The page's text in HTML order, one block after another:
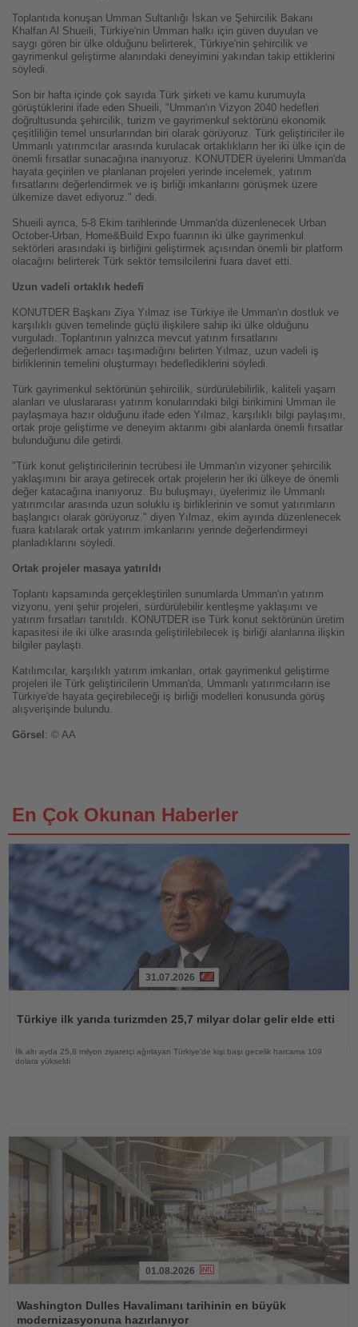
Toplantıda konuşan Umman Sultanlığı İskan ve Şehircilik Bakanı
Khalfan Al Shueili, Türkiye'nin Umman halkı için güven duyulan ve
saygı gören bir ülke olduğunu belirterek, Türkiye'nin şehircilik ve
gayrimenkul geliştirme alanındaki deneyimini yakından takip ettiklerini
söyledi.
Son bir hafta içinde çok sayıda Türk şirketi ve kamu kurumuyla
görüştüklerini ifade eden Shueili, "Umman'ın Vizyon 2040 hedefleri
doğrultusunda şehircilik, turizm ve gayrimenkul sektörünü ekonomik
çeşitliliğin temel unsurlarından biri olarak görüyoruz. Türk geliştiriciler ile
Ummanlı yatırımcılar arasında kurulacak ortaklıkların her iki ülke için de
önemli fırsatlar sunacağına inanıyoruz. KONUTDER üyelerini Umman'da
hayata geçirilen ve planlanan projeleri yerinde incelemek, yatırım
fırsatlarını değerlendirmek ve iş birliği imkanlarını görüşmek üzere
ülkemize davet ediyoruz." dedi.
Shueili ayrıca, 5-8 Ekim tarihlerinde Umman'da düzenlenecek Urban
October-Urban, Home&Build Expo fuarının iki ülke gayrimenkul
sektörleri arasındaki iş birliğini geliştirmek açısından önemli bir platform
olacağını belirterek Türk sektör temsilcilerini fuara davet etti.
Uzun vadeli ortaklık hedefi
KONUTDER Başkanı Ziya Yılmaz ise Türkiye ile Umman'ın dostluk ve
karşılıklı güven temelinde güçlü ilişkilere sahip iki ülke olduğunu
vurguladı. Toplantının yalnızca mevcut yatırım fırsatlarını
değerlendirmek amacı taşımadığını belirten Yılmaz, uzun vadeli iş
birliklerinin temelini oluşturmayı hedeflediklerini söyledi.
Türk gayrimenkul sektörünün şehircilik, sürdürülebilirlik, kaliteli yaşam
alanları ve uluslararası yatırım konularındaki bilgi birikimini Umman ile
paylaşmaya hazır olduğunu ifade eden Yılmaz, karşılıklı bilgi paylaşımı,
ortak proje geliştirme ve deneyim aktarımı gibi alanlarda önemli fırsatlar
bulunduğunu dile getirdi.
"Türk konut geliştiricilerinin tecrübesi ile Umman'ın vizyoner şehircilik
yaklaşımını bir araya getirecek ortak projelerin her iki ülkeye de önemli
değer katacağına inanıyoruz. Bu buluşmayı, üyelerimiz ile Ummanlı
yatırımcılar arasında uzun soluklu iş birliklerinin ve somut yatırımların
başlangıcı olarak görüyoruz." diyen Yılmaz, ekim ayında düzenlenecek
fuara katılarak ortak yatırım imkanlarını yerinde değerlendirmeyi
planladıklarını söyledi.
Ortak projeler masaya yatırıldı
Toplantı kapsamında gerçekleştirilen sunumlarda Umman'ın yatırım
vizyonu, yeni şehir projeleri, sürdürülebilir kentleşme yaklaşımı ve
yatırım fırsatları tanıtıldı. KONUTDER ise Türk konut sektörünün üretim
kapasitesi ile iki ülke arasında geliştirilebilecek iş birliği alanlarına ilişkin
bilgiler paylaştı.
Katılımcılar, karşılıklı yatırım imkanları, ortak gayrimenkul geliştirme
projeleri ile Türk geliştiricilerin Umman'da, Ummanlı yatırımcıların ise
Türkiye'de hayata geçirebileceği iş birliği modelleri konusunda görüş
alışverişinde bulundu.
Görsel : © AA
En Çok Okunan Haberler
31.07.2026
Türkiye ilk yarıda turizmden 25,7 milyar dolar gelir elde etti
İlk altı ayda 25,8 milyon ziyaretçi ağırlayan Türkiye’de kişi başı gecelik harcama 109
dolara yükseldi
Oku
01.08.2026
Washington Dulles Havalimanı tarihinin en büyük
modernizasyonuna hazırlanıyor